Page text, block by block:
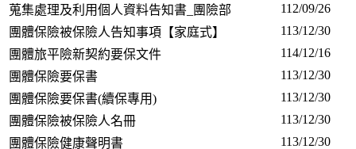
蒐集處理及利用個人資料告知書_團險部
112/09/26
團體保險被保險人告知事項【家庭式】
113/12/30
團體旅平險新契約要保文件
114/12/16
團體保險要保書
113/12/30
團體保險要保書(續保專用)
113/12/30
團體保險被保險人名冊
113/12/30
團體保險健康聲明書
113/12/30